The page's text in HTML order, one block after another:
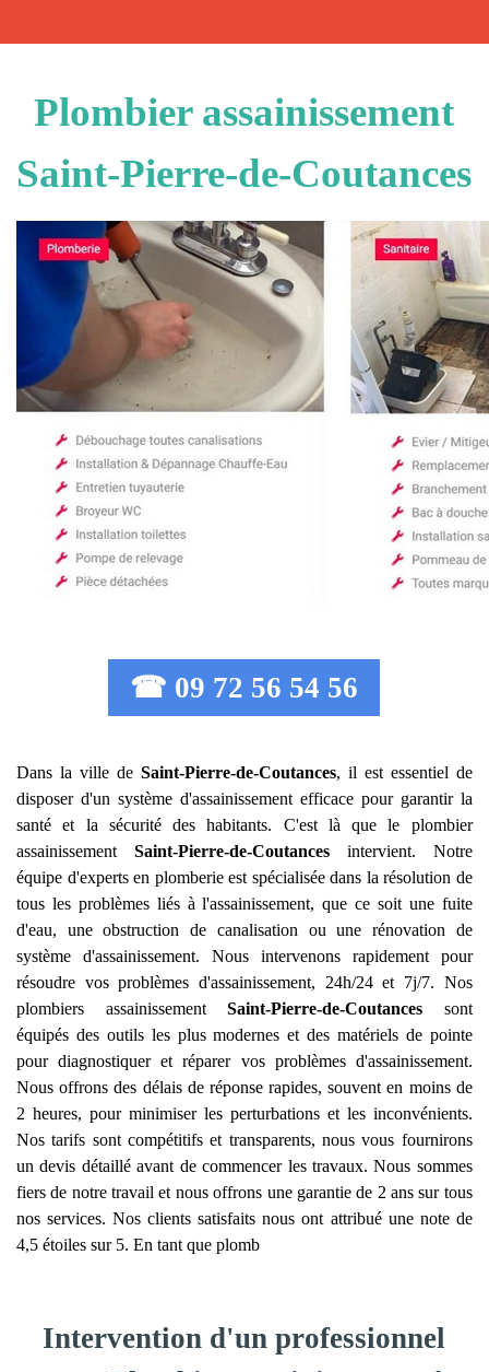
Plombier assainissement
Saint-Pierre-de-Coutances
☎ 09 72 56 54 56
Dans la ville de Saint-Pierre-de-Coutances, il est essentiel de
disposer d'un système d'assainissement efficace pour garantir la
santé et la sécurité des habitants. C'est là que le plombier
assainissement Saint-Pierre-de-Coutancesintervient. Notre
équipe d'experts en plomberie est spécialisée dans la résolution de
tous les problèmes liés à l'assainissement, que ce soit une fuite
d'eau, une obstruction de canalisation ou une rénovation de
système d'assainissement. Nous intervenons rapidement pour
résoudre vos problèmes d'assainissement, 24h/24 et 7j/7. Nos
plombiers assainissementSaint-Pierre-de-Coutances sont
équipés des outils les plus modernes et des matériels de pointe
pour diagnostiquer et réparer vos problèmes d'assainissement.
Nous offrons des délais de réponse rapides, souvent en moins de
2 heures, pour minimiser les perturbations et les inconvénients.
Nos tarifs sont compétitifs et transparents, nous vous fournirons
un devis détaillé avant de commencer les travaux. Nous sommes
fiers de notre travail et nous offrons une garantie de 2 ans sur tous
nos services. Nos clients satisfaits nous ont attribué une note de
4,5 étoiles sur 5. En tant que plomb
Intervention d'un professionnel